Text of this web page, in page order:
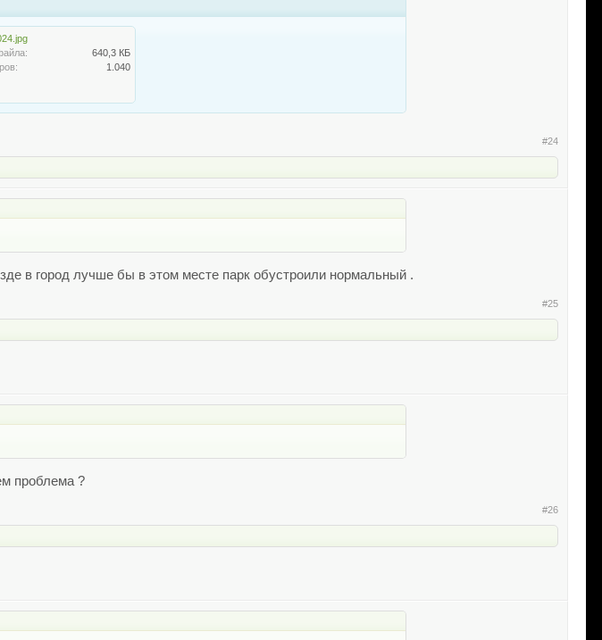
640,3 КБ
1.040
#24
в город лучше бы в этом месте парк обустроили нормальный .
#25
проблема ?
#26